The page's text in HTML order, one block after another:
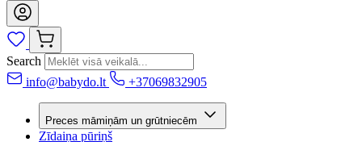
Search
info@babydo.lt
+37069832905
Preces māmiņām un grūtniecēm
Zīdaiņa pūriņš